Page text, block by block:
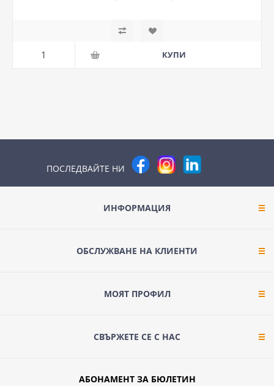
ПОСЛЕДВАЙТЕ НИ
ИНФОРМАЦИЯ
ОБСЛУЖВАНЕ НА КЛИЕНТИ
МОЯТ ПРОФИЛ
СВЪРЖЕТЕ СЕ С НАС
АБОНАМЕНТ ЗА БЮЛЕТИН